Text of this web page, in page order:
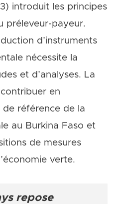
introduit les principes
préleveur-payeur.
d’instruments
nécessite la
et d’analyses. La
en
référence de la
au Burkina Faso et
de mesures
verte.
repose